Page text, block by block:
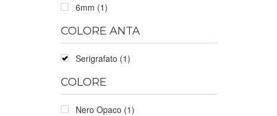
6mm (1)
COLORE ANTA
Serigrafato (1)
COLORE
Nero Opaco (1)